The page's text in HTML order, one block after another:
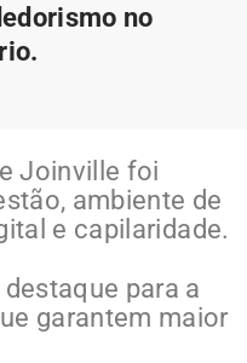
no
Joinville foi
ambiente de
e capilaridade.
para a
garantem maior